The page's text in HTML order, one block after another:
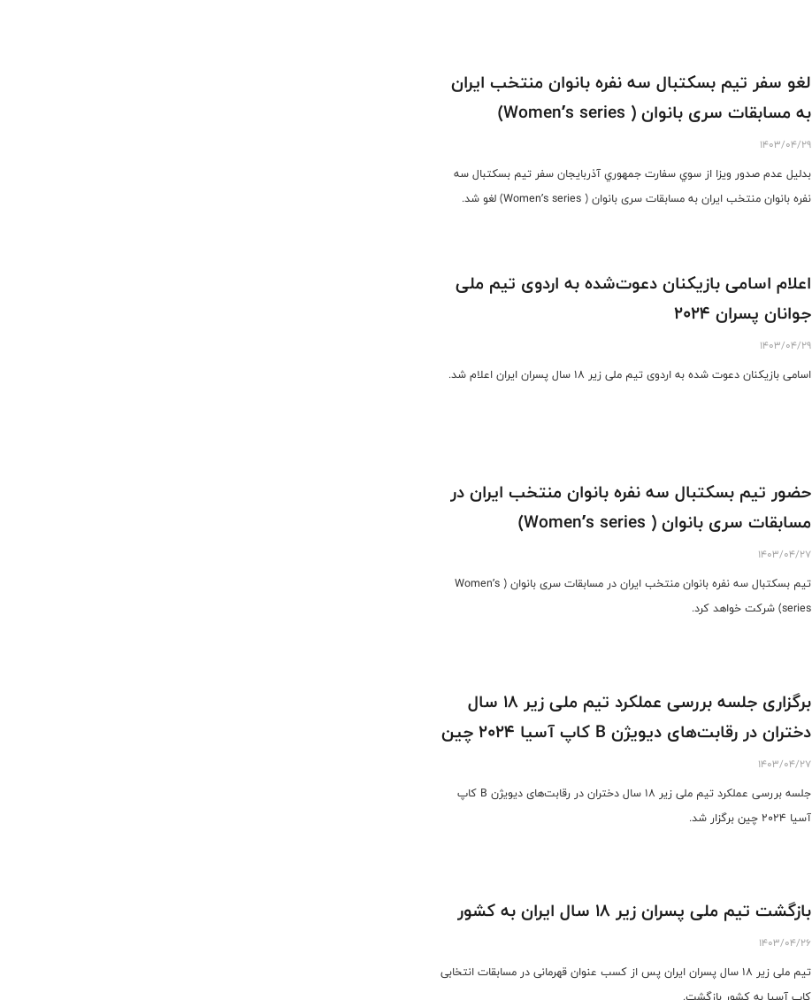
لغو سفر تیم بسکتبال سه نفره بانوان منتخب ایران
به مسابقات سری بانوان ( Women’s series)
1403/04/29
بدليل عدم صدور ويزا از سوي سفارت جمهوري آذربايجان سفر تیم بسکتبال سه
نفره بانوان منتخب ایران به مسابقات سری بانوان ( Women’s series) لغو شد.
اعلام اسامی بازیکنان دعوت‌شده به اردوی تیم ملی
جوانان پسران ۲۰۲۴
1403/04/29
اسامی بازیکنان دعوت شده به اردوی تیم ملی زیر ۱۸ سال پسران ایران اعلام شد.
حضور تیم بسکتبال سه نفره بانوان منتخب ایران در
مسابقات سری بانوان ( Women’s series)
1403/04/27
تیم بسکتبال سه نفره بانوان منتخب ایران در مسابقات سری بانوان ( Women’s
series) شرکت خواهد کرد.
برگزاری جلسه بررسی عملکرد تیم ملی زیر ۱۸ سال
دختران در رقابت‌های دیویژن B کاپ آسیا ۲۰۲۴ چین
1403/04/27
جلسه بررسی عملکرد تیم ملی زیر ۱۸ سال دختران در رقابت‌های دیویژن B کاپ
آسیا ۲۰۲۴ چین برگزار شد.
بازگشت تیم ملی پسران زیر ۱۸ سال ایران به کشور
1403/04/26
تیم ملی زیر ۱۸ سال پسران ایران پس از کسب عنوان قهرمانی در مسابقات انتخابی